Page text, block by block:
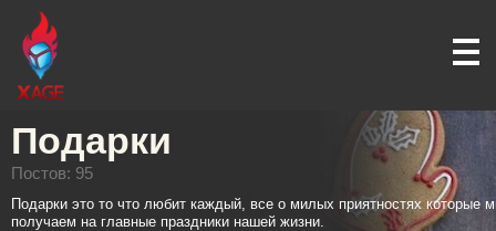
Подарки
Постов: 95
Подарки это то что любит каждый, все о милых приятностях которые
получаем на главные праздники нашей жизни.